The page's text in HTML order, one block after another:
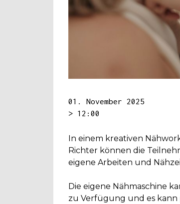
01. November 2025
> 12:00
In einem kreativen
Richter können die
eigene Arbeiten und
Die eigene Nähmaschine
zu Verfügung und es